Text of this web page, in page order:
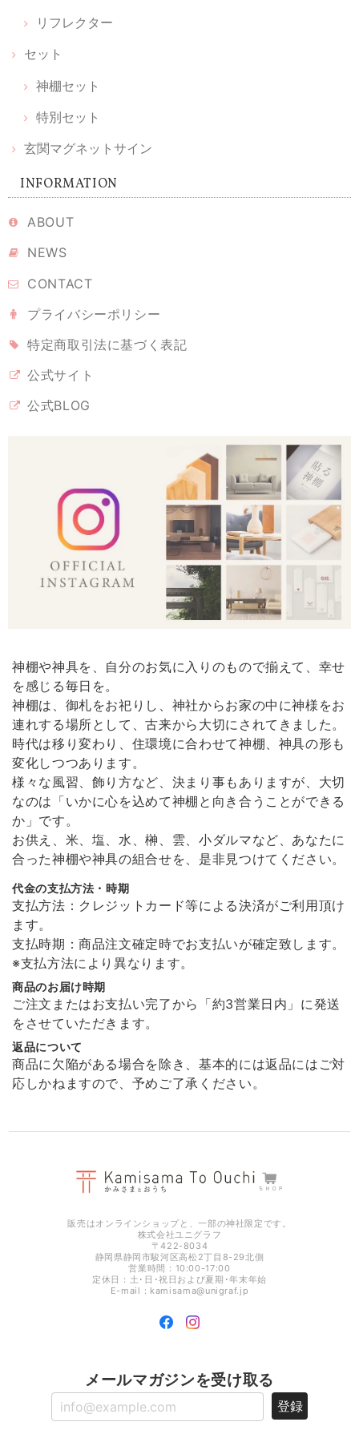
リフレクター
セット
神棚セット
特別セット
玄関マグネットサイン
INFORMATION
ABOUT
NEWS
CONTACT
プライバシーポリシー
特定商取引法に基づく表記
公式サイト
公式BLOG
神棚や神具を、自分のお気に入りのもので揃えて、幸せ
を感じる毎日を。
神棚は、御札をお祀りし、神社からお家の中に神様をお
連れする場所として、古来から大切にされてきました。
時代は移り変わり、住環境に合わせて神棚、神具の形も
変化しつつあります。
様々な風習、飾り方など、決まり事もありますが、大切
なのは「いかに心を込めて神棚と向き合うことができる
か」です。
お供え、米、塩、水、榊、雲、小ダルマなど、あなたに
合った神棚や神具の組合せを、是非見つけてください。
代金の支払方法・時期
支払方法：クレジットカード等による決済がご利用頂け
ます。
支払時期：商品注文確定時でお支払いが確定致します。
※支払方法により異なります。
商品のお届け時期
ご注文またはお支払い完了から「約3営業日内」に発送
をさせていただきます。
返品について
商品に欠陥がある場合を除き、基本的には返品にはご対
応しかねますので、予めご了承ください。
販売はオンラインショップと、一部の神社限定です。
株式会社ユニグラフ
〒422-8034
静岡県静岡市駿河区高松2丁目8-29北側
営業時間：10:00-17:00
定休日：土･日･祝日および夏期･年末年始
E-mail： kamisama@unigraf.jp
メールマガジンを受け取る
登録